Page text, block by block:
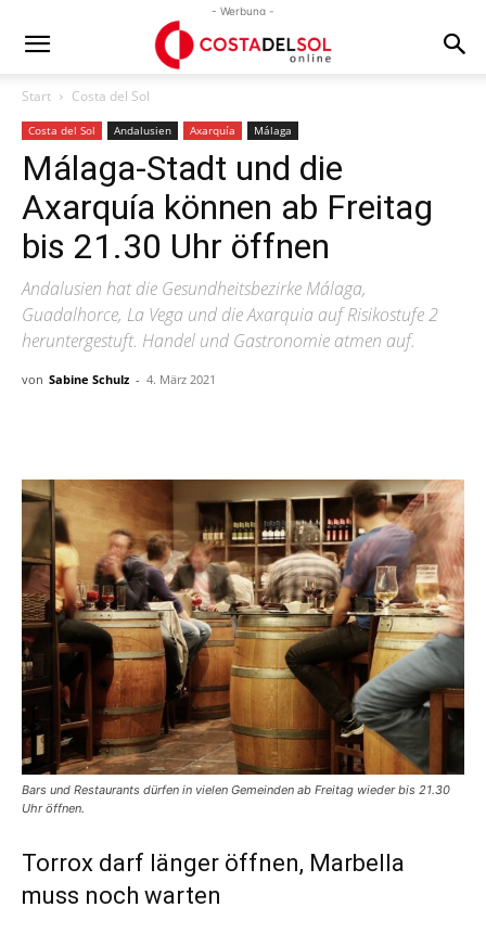
- Werbung -
Start Costa del Sol
Costa del Sol Andalusien Axarquía Málaga
Málaga-Stadt und die
Axarquía können ab Freitag
bis 21.30 Uhr öffnen
Andalusien hat die Gesundheitsbezirke Málaga,
Guadalhorce, La Vega und die Axarquia auf Risikostufe 2
heruntergestuft. Handel und Gastronomie atmen auf.
von Sabine Schulz - 4. März 2021
Bars und Restaurants dürfen in vielen Gemeinden ab Freitag wieder bis 21.30
Uhr öffnen.
Torrox darf länger öffnen, Marbella
muss noch warten